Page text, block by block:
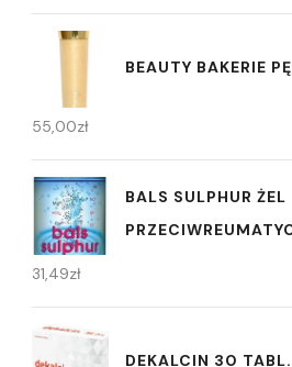
BEAUTY BAKERIE
55,00zł
BALS SULPHUR ŻEL
31,49zł
DEKALCIN 30 TABL.